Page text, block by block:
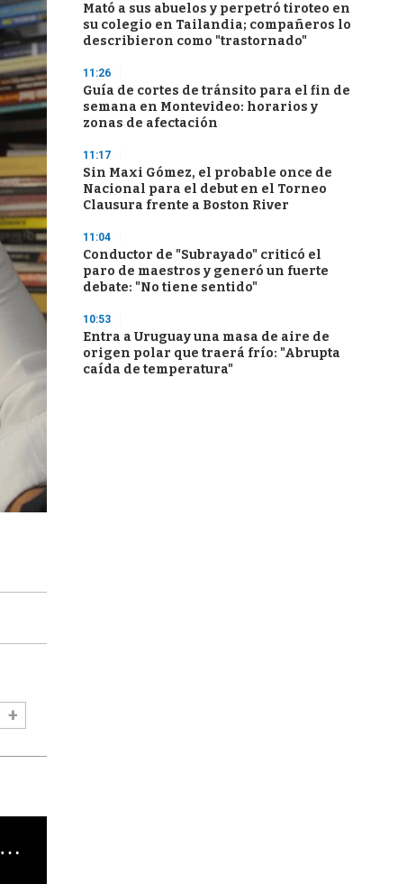
El mal momento de Yanina Gasañol con un hincha argentino en "Subrayado"
Mató a sus abuelos y perpetró tiroteo en
su colegio en Tailandia; compañeros lo
describieron como "trastornado"
11:26
Guía de cortes de tránsito para el fin de
semana en Montevideo: horarios y
zonas de afectación
11:17
Sin Maxi Gómez, el probable once de
Nacional para el debut en el Torneo
Clausura frente a Boston River
11:04
Conductor de "Subrayado" criticó el
paro de maestros y generó un fuerte
debate: "No tiene sentido"
10:53
Entra a Uruguay una masa de aire de
origen polar que traerá frío: "Abrupta
caída de temperatura"